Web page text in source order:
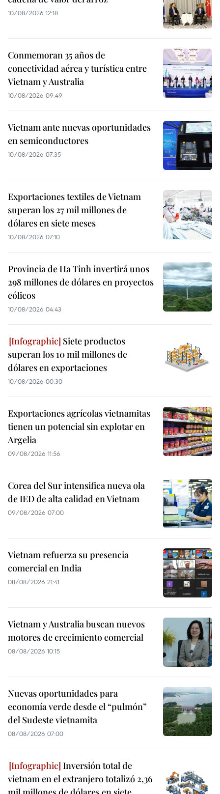
10/08/2026 12:18
Conmemoran 35 años de
conectividad aérea y turística entre
Vietnam y Australia
10/08/2026 09:49
Vietnam ante nuevas oportunidades
en semiconductores
10/08/2026 07:35
Exportaciones textiles de Vietnam
superan los 27 mil millones de
dólares en siete meses
10/08/2026 07:10
Provincia de Ha Tinh invertirá unos
298 millones de dólares en proyectos
eólicos
10/08/2026 04:43
Siete productos
superan los 10 mil millones de
dólares en exportaciones
10/08/2026 00:30
Exportaciones agrícolas vietnamitas
tienen un potencial sin explotar en
Argelia
09/08/2026 11:56
Corea del Sur intensifica nueva ola
de IED de alta calidad en Vietnam
09/08/2026 07:00
Vietnam refuerza su presencia
comercial en India
08/08/2026 21:41
Vietnam y Australia buscan nuevos
motores de crecimiento comercial
08/08/2026 10:15
Nuevas oportunidades para
economía verde desde el “pulmón”
del Sudeste vietnamita
08/08/2026 07:00
Inversión total de
vietnam en el extranjero totalizó 2,36